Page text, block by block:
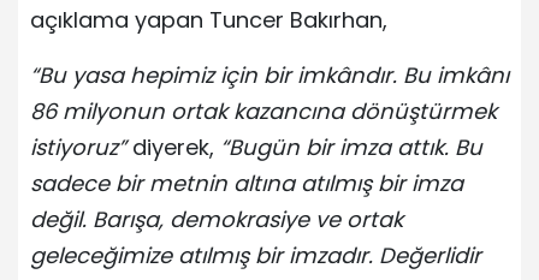
açıklama yapan Tuncer Bakırhan,
“Bu yasa hepimiz için bir imkândır. Bu imkânı
86 milyonun ortak kazancına dönüştürmek
istiyoruz”diyerek, “Bugün bir imza attık. Bu
sadece bir metnin altına atılmış bir imza
değil. Barışa, demokrasiye ve ortak
geleceğimize atılmış bir imzadır. Değerlidir